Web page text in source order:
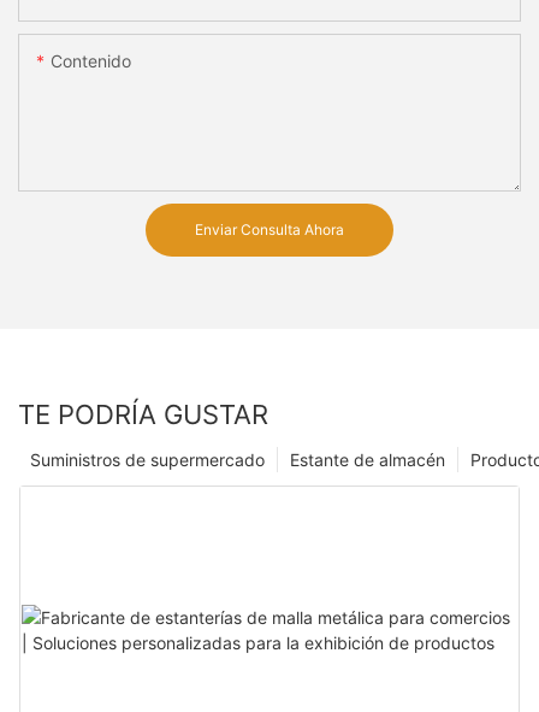
Contenido
Enviar Consulta Ahora
TE PODRÍA GUSTAR
Estante de almacén
Suministros de supermercado